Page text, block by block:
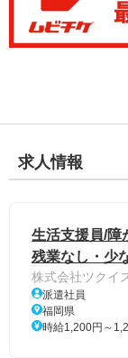
求人情報
生活支援員/障
残業なし・少
株式会社ツクイ
派遣社員
福岡県
時給1,200円～